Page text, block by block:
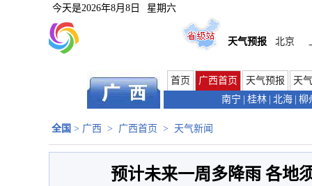
今天是2026年8月8日 星期六
天气预报 北京
首页 广西首页 天气预报
天
南宁
桂林 北海 柳
全国 > 广西 > 广西首页 > 天气新闻
预计未来一周多降雨 各地